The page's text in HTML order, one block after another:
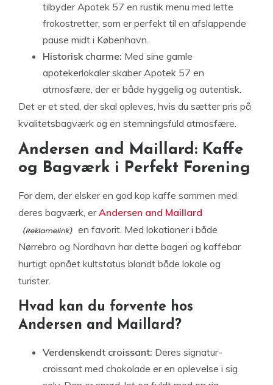
tilbyder Apotek 57 en rustik menu med lette
frokostretter, som er perfekt til en afslappende
pause midt i København.
Historisk charme: Med sine gamle
apotekerlokaler skaber Apotek 57 en
atmosfære, der er både hyggelig og autentisk.
Det er et sted, der skal opleves, hvis du sætter pris på
kvalitetsbagværk og en stemningsfuld atmosfære.
Andersen and Maillard: Kaffe
og Bagværk i Perfekt Forening
For dem, der elsker en god kop kaffe sammen med
deres bagværk, erAndersen and Maillard
en favorit. Med lokationer i både
Nørrebro og Nordhavn har dette bageri og kaffebar
hurtigt opnået kultstatus blandt både lokale og
turister.
Hvad kan du forvente hos
Andersen and Maillard?
Verdenskendt croissant: Deres signatur-
croissant med chokolade er en oplevelse i sig